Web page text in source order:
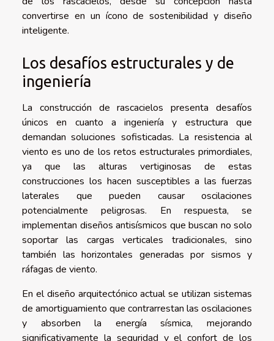
convertirse en un ícono de sostenibilidad y diseño
inteligente.
Los desafíos estructurales y de
ingeniería
La construcción de rascacielos presenta desafíos
únicos en cuanto a ingeniería y estructura que
demandan soluciones sofisticadas. La resistencia al
viento es uno de los retos estructurales primordiales,
ya que las alturas vertiginosas de estas
construcciones los hacen susceptibles a las fuerzas
laterales que pueden causar oscilaciones
potencialmente peligrosas. En respuesta, se
implementan diseños antisísmicos que buscan no solo
soportar las cargas verticales tradicionales, sino
también las horizontales generadas por sismos y
ráfagas de viento.
En el diseño arquitectónico actual se utilizan sistemas
de amortiguamiento que contrarrestan las oscilaciones
y absorben la energía sísmica, mejorando
significativamente la seguridad y el confort de los